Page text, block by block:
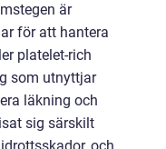
är
för att hantera
platelet-rich
som utnyttjar
läkning och
sig särskilt